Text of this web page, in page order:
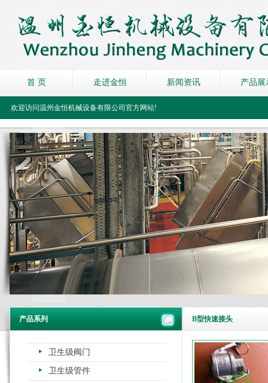
首 页 走进金恒 新闻资讯 产品展
欢迎访问温州金恒机械设备有限公司官方网站!
产品系列
卫生级阀门
卫生级管件
B型快速接头